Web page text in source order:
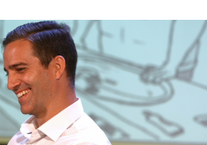
de la